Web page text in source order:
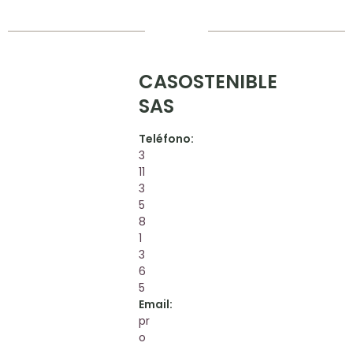
CASOSTENIBLE
SAS
Teléfono:
3
11
3
5
8
1
3
6
5
Email:
pr
o